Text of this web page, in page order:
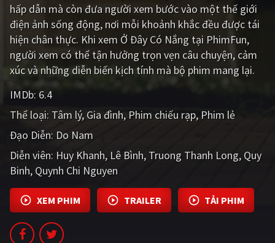
GameShow DramaTV
QUỐC GIA
Âu - Mỹ Trung Quốc - Hồng Kông
Ấn Độ
Tổng hợp
CẬP NHẬT
PHIM MỚI
PHIM BỘ
hấp dẫn mà còn đưa người xem bước vào một thế giới
điện ảnh sống động, nơi mỗi khoảnh khắc đều được tái
hiện chân thực. Khi xem Ở Đây Có Nắng tại PhimFun,
người xem có thể tận hưởng trọn vẹn câu chuyện, cảm
xúc và những diễn biến kịch tính mà bộ phim mang lại.
IMDb: 6.4
Thể loại: Tâm lý Gia đình Phim chiếu rạp Phim lẻ
Đạo Diễn: Do Nam
Diễn viên: Huy Khanh Lê Bình Truong Thanh Long Quy
Binh Quynh Chi Nguyen
XEM PHIM TRAILER TẢI PHIM